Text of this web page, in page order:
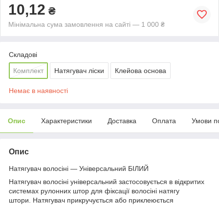
10,12 ₴
Мінімальна сума замовлення на сайті — 1 000 ₴
Складові
Комплект Натягувач ліски Клейова основа
Немає в наявності
Опис Характеристики Доставка Оплата Умови
Опис
Натягувач волосіні — Універсальний БІЛИЙ
Натягувач волосіні універсальний застосовується в відкритих
системах рулонних штор для фіксації волосіні натягу
штори. Натягувач прикручується або приклеюється